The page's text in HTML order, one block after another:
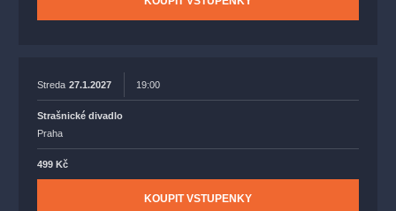
Streda 27.1.2027 19:00
Strašnické divadlo
Praha
499 Kč
KOUPIT VSTUPENKY